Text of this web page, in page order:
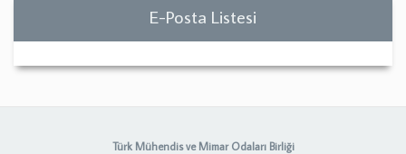
E-Posta Listesi
Türk Mühendis ve Mimar Odaları Birliği